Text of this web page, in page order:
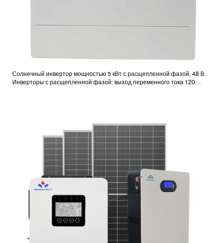
Солнечный инвертор мощностью 5 кВт с расщепленной фазой, 48 В.
Инверторы с расщепленной фазой: выход переменного тока 120